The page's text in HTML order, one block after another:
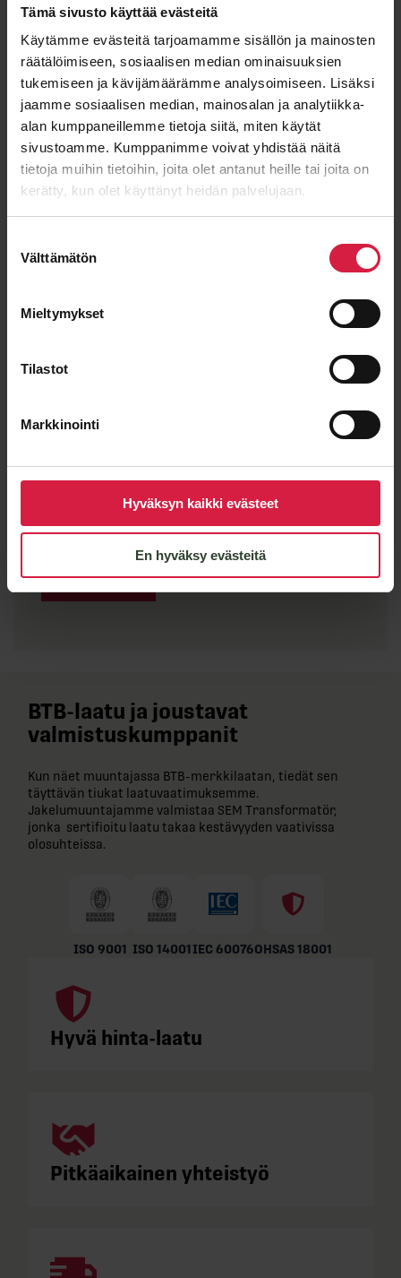
Tämä sivusto käyttää evästeitä
Käytämme evästeitä tarjoamamme sisällön ja mainosten
räätälöimiseen, sosiaalisen median ominaisuuksien
tukemiseen ja kävijämäärämme analysoimiseen. Lisäksi
jaamme sosiaalisen median, mainosalan ja analytiikka-
alan kumppaneillemme tietoja siitä, miten käytät
sivustoamme. Kumppanimme voivat yhdistää näitä
tietoja muihin tietoihin, joita olet antanut heille tai joita on
kerätty, kun olet käyttänyt heidän palvelujaan.
valinta
Välttämätön
Mieltymykset
Tilastot
Markkinointi
Hyväksyn kaikki evästeet
En hyväksy evästeitä
Etunimi
Sukunimi
Viesti
BTB-​laatu ja joustavat
valmistuskumppanit
Kun näet muuntajassa BTB-​merkkilaatan, tiedät sen
täyttävän tiukat laatuvaatimuksemme.
Jakelumuuntajamme valmistaa SEM Transformatör,
jonka sertifioitu laatu takaa kestävyyden vaativissa
olosuhteissa.
ISO 9001 ISO 14001IEC 60076OHSAS 18001
Hyvä hinta-laatu
Pitkäaikainen yhteistyö